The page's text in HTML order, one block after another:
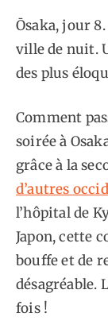
Ōsaka, jour
ville de nuit.
des plus
Comment
soirée à
grâce à la
d’autres
l’hôpital de
Japon, cette
bouffe et de
désagréable.
fois !